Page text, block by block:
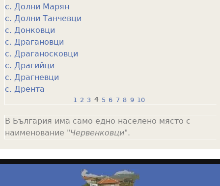
с. Долни Марян
с. Долни Танчевци
с. Донковци
с. Драгановци
с. Драганосковци
с. Драгийци
с. Драгневци
с. Дрента
a
g
e
1 2 3 4 5 6 7 8 9 10
В България има само едно населено място с
наименование "Червенковци".